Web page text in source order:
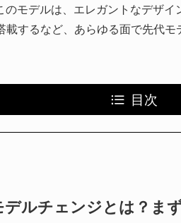
のモデルは、エレガントなデザ
載するなど、あらゆる面で先代
目次
ルチェンジとは？ま